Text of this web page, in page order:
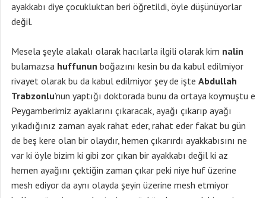
ayakkabı diye çocukluktan beri öğretildi, öyle düşünüyorlar
değil.
Mesela şeyle alakalı olarak hacılarla ilgili olarak kim nalin
bulamazsa huffunun boğazını kesin bu da kabul edilmiyor
rivayet olarak bu da kabul edilmiyor şey de işte Abdullah
Trabzonlu’nun yaptığı doktorada bunu da ortaya koymuştu e
Peygamberimiz ayaklarını çıkaracak, ayağı çıkarıp ayağı
yıkadığınız zaman ayak rahat eder, rahat eder fakat bu gün
de beş kere olan bir olaydır, hemen çıkarırdı ayakkabısını ne
var ki öyle bizim ki gibi zor çıkan bir ayakkabı değil ki az
hemen ayağını çektiğin zaman çıkar peki niye huf üzerine
mesh ediyor da aynı olayda şeyin üzerine mesh etmiyor